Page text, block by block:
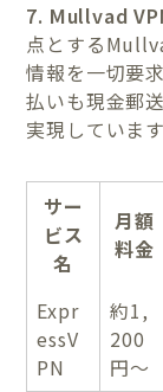
7. Mullvad
点とする
情報を一切要
払いも現金郵
実現しています
サー
ビス
名
月額
料金
Expr
essV
PN
約1,
200
円〜